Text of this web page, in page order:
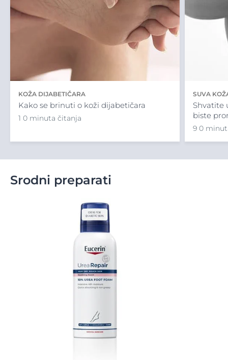
KOŽA DIJABETIČARA
Kako se brinuti o koži dijabetičara
1 0 minuta čitanja
SUVA
Shvatite
biste
9 0
Srodni preparati